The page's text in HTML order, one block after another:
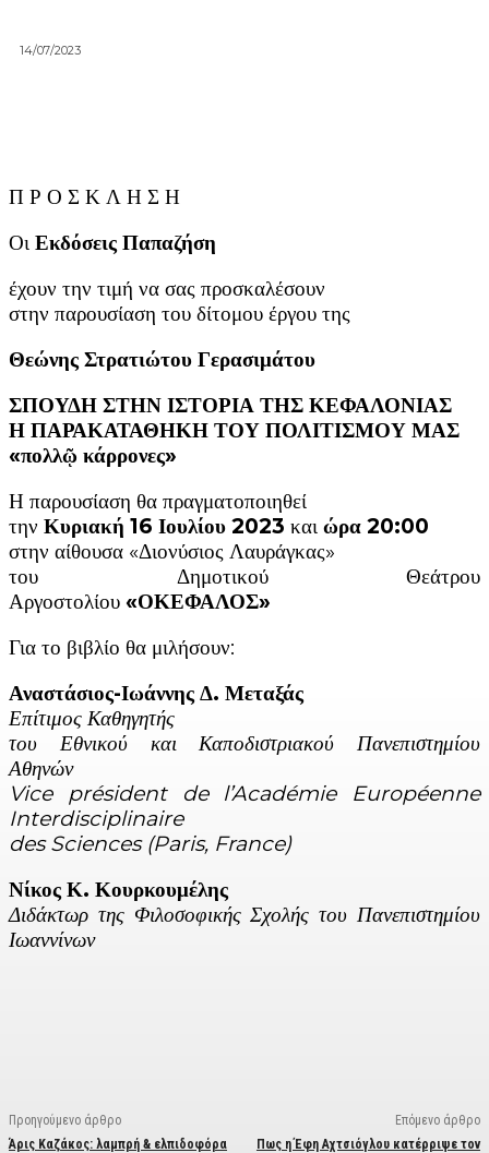
14/07/2023
Π Ρ Ο Σ Κ Λ Η Σ Η
Οι Εκδόσεις Παπαζήση
έχουν την τιμή να σας προσκαλέσουν
στην παρουσίαση του δίτομου έργου της
Θεώνης Στρατιώτου Γερασιμάτου
ΣΠΟΥΔΗ ΣΤΗΝ ΙΣΤΟΡΙΑ ΤΗΣ ΚΕΦΑΛΟΝΙΑΣ
Η ΠΑΡΑΚΑΤΑΘΗΚΗ ΤΟΥ ΠΟΛΙΤΙΣΜΟΥ ΜΑΣ
«πολλῷ κάρρονες»
Η παρουσίαση θα πραγματοποιηθεί
την Κυριακή 16 Ιουλίου 2023 και ώρα 20:00
στην αίθουσα «Διονύσιος Λαυράγκας»
του Δημοτικού Θεάτρου
Αργοστολίου «ΟΚΕΦΑΛΟΣ»
Για το βιβλίο θα μιλήσουν:
Αναστάσιος-Ιωάννης Δ. Μεταξάς
Επίτιμος Καθηγητής
του Εθνικού και Καποδιστριακού Πανεπιστημίου
Αθηνών
Vice président de l’Académie Européenne
Interdisciplinaire
des Sciences (Paris, France)
Νίκος Κ. Κουρκουμέλης
Διδάκτωρ της Φιλοσοφικής Σχολής του Πανεπιστημίου
Ιωαννίνων
Προηγούμενο άρθρο
Άρις Καζάκος: λαμπρή & ελπιδοφόρα
Επόμενο άρθρο
Πως η Έφη Αχτσιόγλου κατέρριψε τον